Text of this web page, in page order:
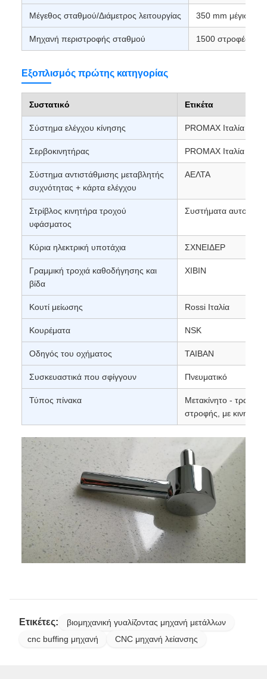
Μέγεθος σταθμού/Διάμετρος λειτουργίας 350 mm μέγιστο
Μηχανή περιστροφής σταθμού 1500 στροφές ανά
Εξοπλισμός πρώτης κατηγορίας
Συστατικό Ετικέτα
Σύστημα ελέγχου κίνησης PROMAX Ιταλία
Σερβοκινητήρας PROMAX Ιταλία
Σύστημα αντιστάθμισης μεταβλητής
συχνότητας + κάρτα ελέγχου
ΑΕΛΤΑ
Στρίβλος κινητήρα τροχού
υφάσματος
Συστήματα
Κύρια ηλεκτρική υποτάχια ΣΧΝΕΙΔΕΡ
Γραμμική τροχιά καθοδήγησης και
βίδα
ΧΙΒΙΝ
Κουτί μείωσης Rossi Ιταλία
Κουρέματα NSK
Οδηγός του οχήματος ΤΑΙΒΑΝ
Συσκευαστικά που σφίγγουν Πνευματικό
Τύπος πίνακα
Μετακίνητο - τραπέζι
στροφής, με
Ετικέτες:
βιομηχανική γυαλίζοντας μηχανή μετάλλων
cnc buffing μηχανή
CNC μηχανή λείανσης